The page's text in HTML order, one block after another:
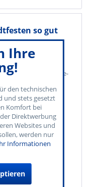
so gut
Unsere
Essens-, Getränke-
Einnahmen
Bargeldlogistik
frei wählbare
mit
Ihre
den technischen
und stets gesetzt
Komfort bei
Direktwerbung
Websites und
werden nur
Informationen